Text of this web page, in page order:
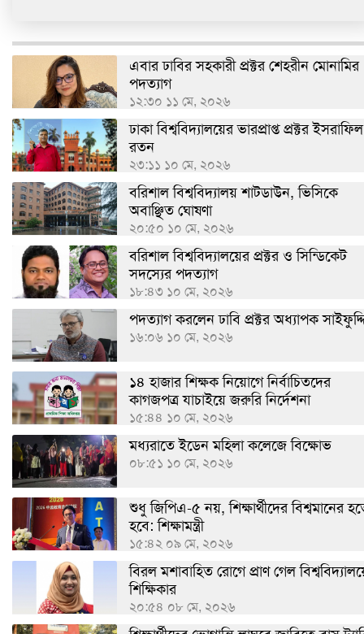
এবার ঢাবির সহকারী প্রক্টর শেহরীন মোনামির
পদত্যাগ
১২:৩০ ১১ মে, ২০২৬
ঢাকা বিশ্ববিদ্যালয়ের ভারপ্রাপ্ত প্রক্টর ইসরাফিল
রতন
২৩:১১ ১০ মে, ২০২৬
বরিশাল বিশ্ববিদ্যালয় শাটডাউন, ভিসিকে
অবাঞ্ছিত ঘোষণা
২০:৫০ ১০ মে, ২০২৬
বরিশাল বিশ্ববিদ্যালয়ের প্রক্টর ও সিন্ডিকেট
সদস্যের পদত্যাগ
১৮:৪৩ ১০ মে, ২০২৬
পদত্যাগ করলেন ঢাবি প্রক্টর অধ্যাপক
১৬:০৬ ১০ মে, ২০২৬
১৪ হাজার শিক্ষক নিয়োগে নির্বাচিতদের
কাগজপত্র যাচাইয়ে জরুরি নির্দেশনা
১৫:৪৪ ১০ মে, ২০২৬
মধ্যরাতে ইডেন মহিলা কলেজে বিক্ষোভ
০৮:৫১ ১০ মে, ২০২৬
শুধু জিপিএ-৫ নয়, শিক্ষার্থীদের বিশ্বমানের
হবে: শিক্ষামন্ত্রী
১৫:৪২ ০৯ মে, ২০২৬
বিরল মশাবাহিত রোগে প্রাণ গেল
শিক্ষিকার
২০:৫৪ ০৮ মে, ২০২৬